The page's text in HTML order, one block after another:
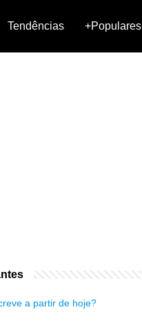
Tendências +Populares
a partir de hoje?